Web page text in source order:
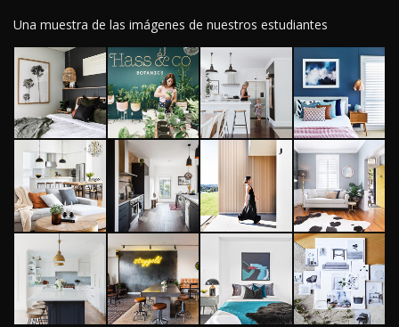
Una muestra de las imágenes de nuestros estudiantes